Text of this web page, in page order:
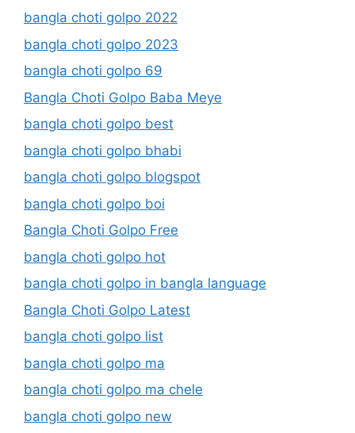
bangla choti golpo 2022
bangla choti golpo 2023
bangla choti golpo 69
Bangla Choti Golpo Baba Meye
bangla choti golpo best
bangla choti golpo bhabi
bangla choti golpo blogspot
bangla choti golpo boi
Bangla Choti Golpo Free
bangla choti golpo hot
bangla choti golpo in bangla language
Bangla Choti Golpo Latest
bangla choti golpo list
bangla choti golpo ma
bangla choti golpo ma chele
bangla choti golpo new